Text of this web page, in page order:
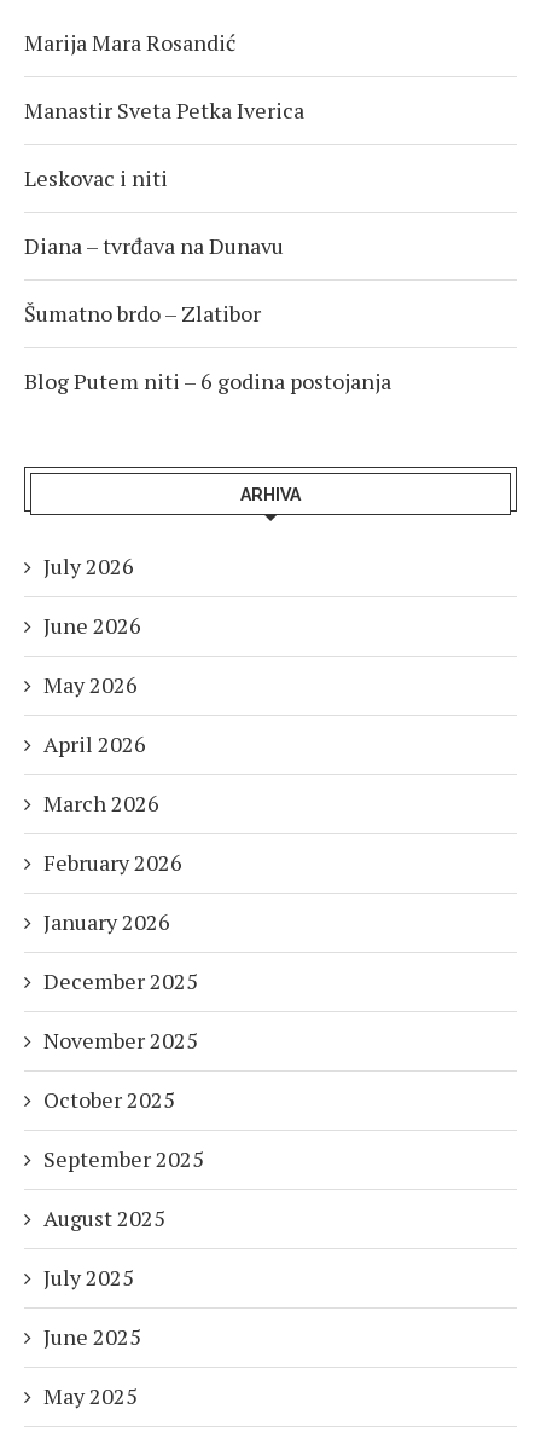
Marija Mara Rosandić
Manastir Sveta Petka Iverica
Leskovac i niti
Diana – tvrđava na Dunavu
Šumatno brdo – Zlatibor
Blog Putem niti – 6 godina postojanja
ARHIVA
July 2026
June 2026
May 2026
April 2026
March 2026
February 2026
January 2026
December 2025
November 2025
October 2025
September 2025
August 2025
July 2025
June 2025
May 2025